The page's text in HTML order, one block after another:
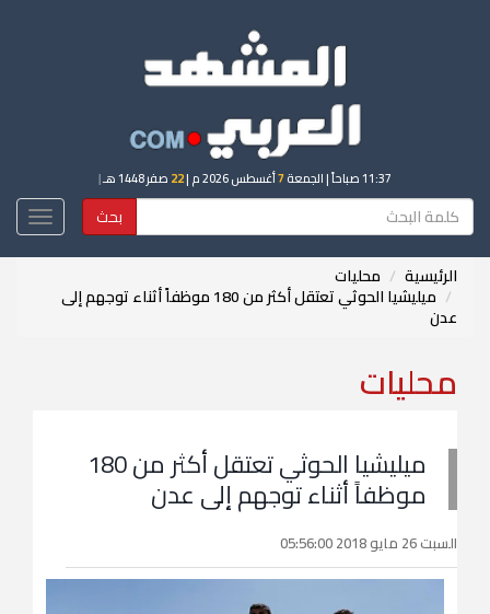
11:37 صباحاً | الجمعة7أغسطس 2026 م | 22 صفر 1448 هـ |
بحث
الرئيسية محليات
ميليشيا الحوثي تعتقل أكثر من 180 موظفاً أثناء توجهم إلى
عدن
محليات
ميليشيا الحوثي تعتقل أكثر من 180
موظفاً أثناء توجهم إلى عدن
السبت 26 مايو 2018 05:56:00